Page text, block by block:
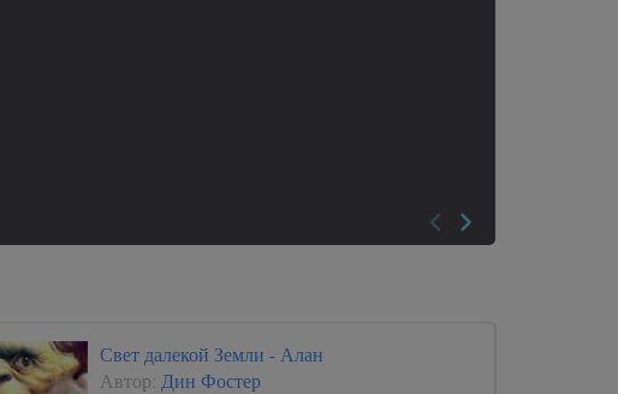
Свет далекой Земли - Алан
Автор: Дин Фостер